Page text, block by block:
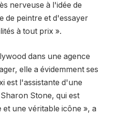
nerveuse à l'idée de
de peintre et d'essayer
à tout prix ».
dans une agence
elle a évidemment ses
est l'assistante d'une
Stone, qui est
une véritable icône », a